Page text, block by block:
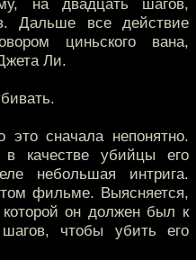
на двадцать шагов,
Дальше все действие
циньского вана,
Ли.
сначала непонятно.
в качестве убийцы его
небольшая интрига.
фильме. Выясняется,
он должен был к
чтобы убить его